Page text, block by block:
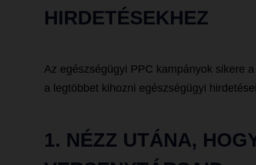
HIRDETÉSEKHEZ
Az egészségügyi PPC kampányok sikere
a legtöbbet kihozni egészségügyi
1. NÉZZ UTÁNA,